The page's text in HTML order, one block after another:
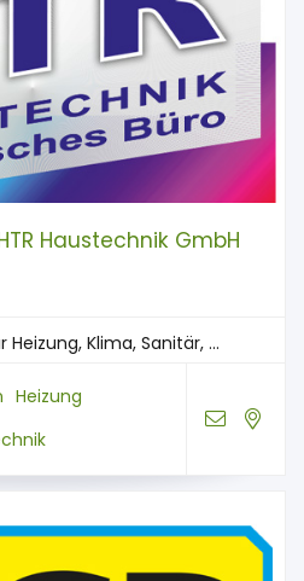
Haustechnik GmbH
Klima, Sanitär, ...
Heizung